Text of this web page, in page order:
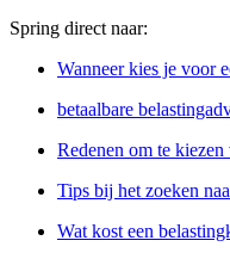
Spring direct naar:
Wanneer kies je voor
betaalbare
Redenen om te
Tips bij het zoeken
Wat kost een